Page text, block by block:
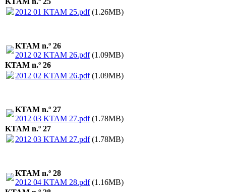
2012 01 KTAM 25.pdf(1.26MB)
KTAM n.º 26
2012 02 KTAM 26.pdf(1.09MB)
KTAM n.º 26
2012 02 KTAM 26.pdf(1.09MB)
KTAM n.º 27
2012 03 KTAM 27.pdf(1.78MB)
KTAM n.º 27
2012 03 KTAM 27.pdf(1.78MB)
KTAM n.º 28
2012 04 KTAM 28.pdf(1.16MB)